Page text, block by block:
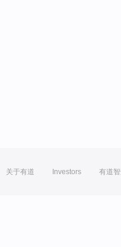
关于有道 Investors 有道